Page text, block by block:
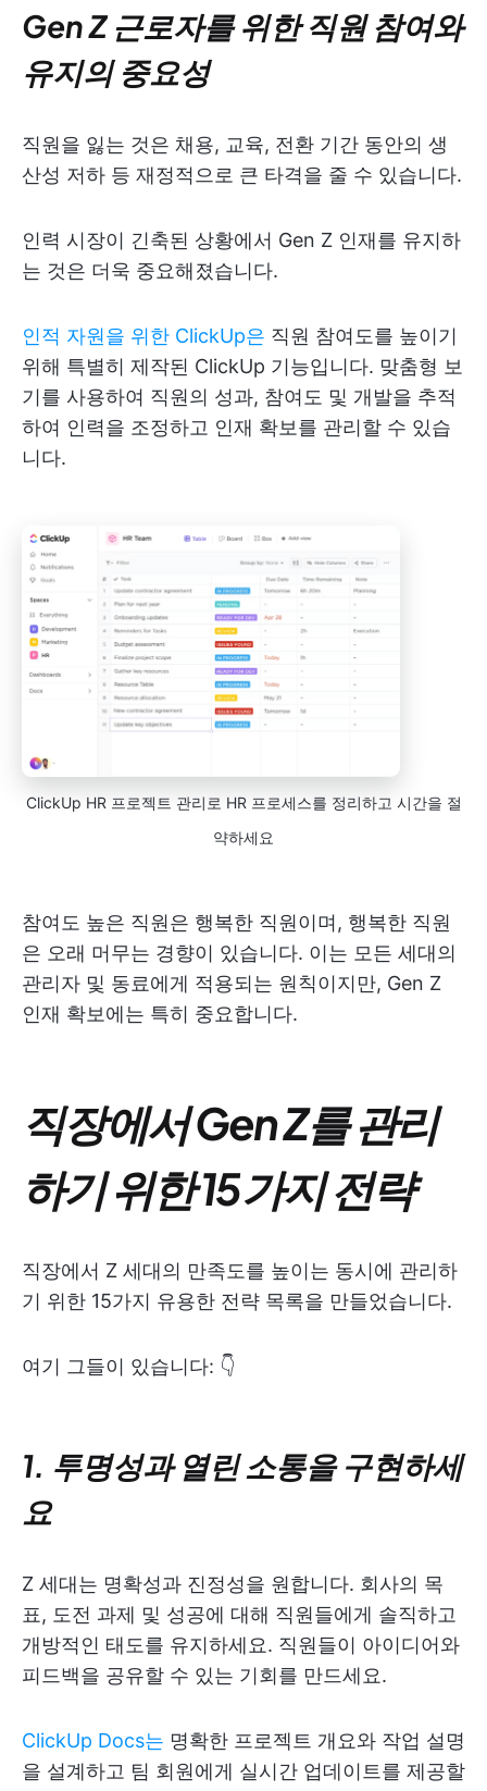
Gen Z 근로자를 위한 직원 참여와
유지의 중요성
직원을 잃는 것은 채용, 교육, 전환 기간 동안의 생
산성 저하 등 재정적으로 큰 타격을 줄 수 있습니다.
인력 시장이 긴축된 상황에서 Gen Z 인재를 유지하
는 것은 더욱 중요해졌습니다.
인적 자원을 위한 ClickUp은 직원 참여도를 높이기
위해 특별히 제작된 ClickUp 기능입니다. 맞춤형 보
기를 사용하여 직원의 성과, 참여도 및 개발을 추적
하여 인력을 조정하고 인재 확보를 관리할 수 있습
니다.
ClickUp HR 프로젝트 관리로 HR 프로세스를 정리하고 시간을 절
약하세요
참여도 높은 직원은 행복한 직원이며, 행복한 직원
은 오래 머무는 경향이 있습니다. 이는 모든 세대의
관리자 및 동료에게 적용되는 원칙이지만, Gen Z
인재 확보에는 특히 중요합니다.
직장에서 Gen Z를 관리
하기 위한 15가지 전략
직장에서 Z 세대의 만족도를 높이는 동시에 관리하
기 위한 15가지 유용한 전략 목록을 만들었습니다.
여기 그들이 있습니다: 👇
1. 투명성과 열린 소통을 구현하세
요
Z 세대는 명확성과 진정성을 원합니다. 회사의 목
표, 도전 과제 및 성공에 대해 직원들에게 솔직하고
개방적인 태도를 유지하세요. 직원들이 아이디어와
피드백을 공유할 수 있는 기회를 만드세요.
ClickUp Docs는 명확한 프로젝트 개요와 작업 설명
을 설계하고 팀 회원에게 실시간 업데이트를 제공할